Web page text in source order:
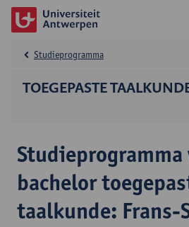
TOEGEPASTE
Studieprogramma
Studieprogramma
bachelor
taalkunde: Frans-